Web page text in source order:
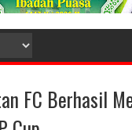
FC Berhasil